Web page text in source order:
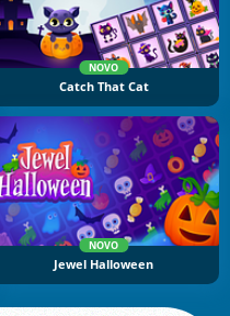
NOVO
Catch That Cat
NOVO
Jewel Halloween